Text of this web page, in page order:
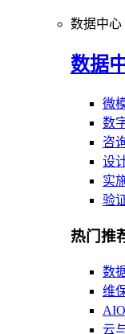
数据中心
数据
微
数
咨
设
实
验
热门推
数
维
云